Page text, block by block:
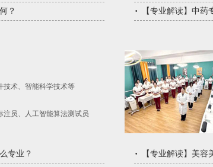
？ 【专业解读】 中药
技术、智能科学技术等
注员、人工智能算法测试员
专业？ 【专业解读】 美容